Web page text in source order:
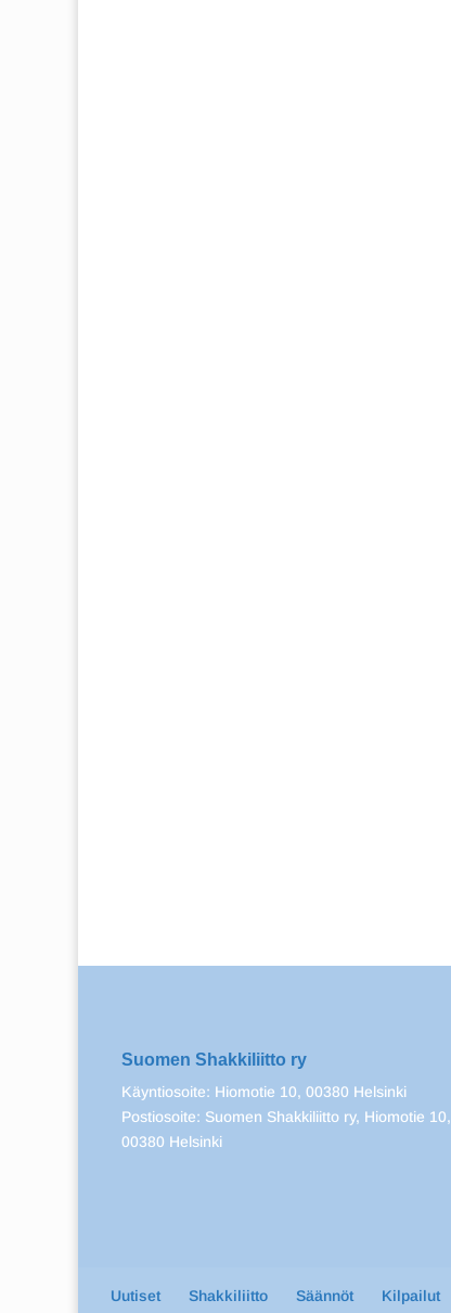
Suomen Shakkiliitto ry
Käyntiosoite: Hiomotie 10, 00380 Helsinki
Postiosoite: Suomen Shakkiliitto ry, Hiomotie 10,
00380 Helsinki
Uutiset Shakkiliitto Säännöt Kilpailut